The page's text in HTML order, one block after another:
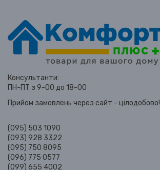
Консультанти:
ПН-ПТ з 9-00 до 18-00
Прийом замовлень через сайт - цілодобово!
(095) 503 1090
(093) 928 3322
(095) 750 8095
(096) 775 0577
(099) 655 4002